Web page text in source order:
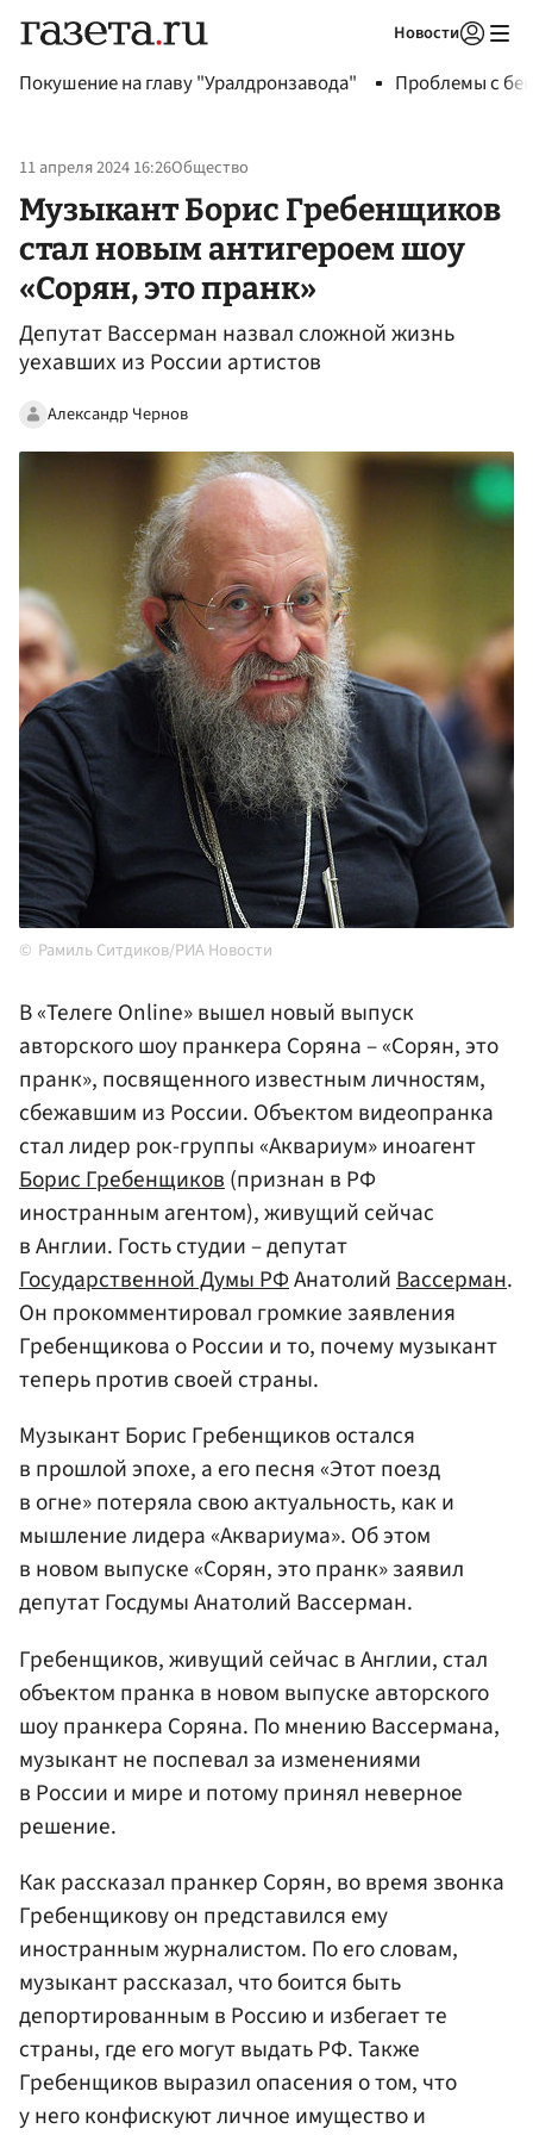
Новости
Покушение на главу "Уралдронзавода" Проблемы с
11 апреля 2024 16:26Общество
Музыкант Борис Гребенщиков
стал новым антигероем шоу
«Сорян, это пранк»
Депутат Вассерман назвал сложной жизнь
уехавших из России артистов
Александр Чернов
Рамиль Ситдиков/РИА Новости
В «Телеге Online» вышел новый выпуск
авторского шоу пранкера Соряна – «Сорян, это
пранк», посвященного известным личностям,
сбежавшим из России. Объектом видеопранка
стал лидер рок-группы «Аквариум» иноагент
Борис Гребенщиков(признан в РФ
иностранным агентом), живущий сейчас
в Англии. Гость студии – депутат
Государственной Думы РФАнатолийВассерман.
Он прокомментировал громкие заявления
Гребенщикова о России и то, почему музыкант
теперь против своей страны.
Музыкант Борис Гребенщиков остался
в прошлой эпохе, а его песня «Этот поезд
в огне» потеряла свою актуальность, как и
мышление лидера «Аквариума». Об этом
в новом выпуске «Сорян, это пранк» заявил
депутат Госдумы Анатолий Вассерман.
Гребенщиков, живущий сейчас в Англии, стал
объектом пранка в новом выпуске авторского
шоу пранкера Соряна. По мнению Вассермана,
музыкант не поспевал за изменениями
в России и мире и потому принял неверное
решение.
Как рассказал пранкер Сорян, во время звонка
Гребенщикову он представился ему
иностранным журналистом. По его словам,
музыкант рассказал, что боится быть
депортированным в Россию и избегает те
страны, где его могут выдать РФ. Также
Гребенщиков выразил опасения о том, что
у него конфискуют личное имущество и